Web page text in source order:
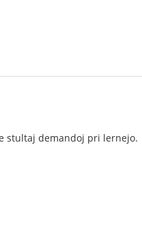
stultaj demandoj pri lernejo.